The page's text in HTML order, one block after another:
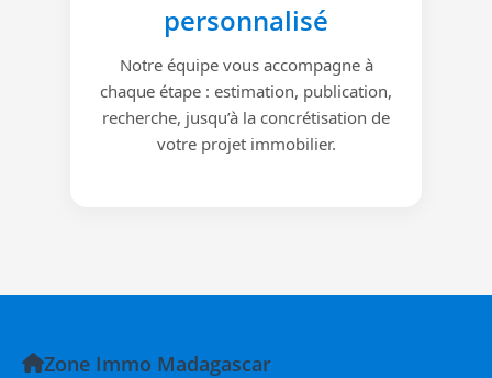
personnalisé
Notre équipe vous accompagne à
chaque étape : estimation, publication,
recherche, jusqu’à la concrétisation de
votre projet immobilier.
Zone Immo Madagascar